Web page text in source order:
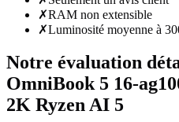
✗RAM non extensible
✗Luminosité moyenne à
Notre évaluation
OmniBook 5 16-
2K Ryzen AI 5